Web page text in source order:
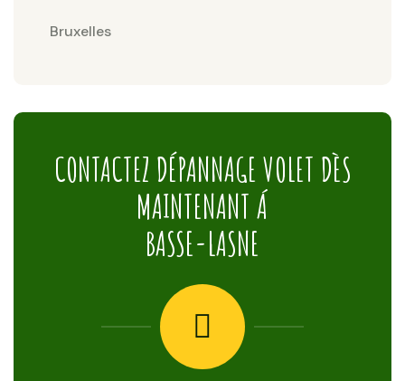
Bruxelles
CONTACTEZ DÉPANNAGE VOLET DÈS
MAINTENANT Á
BASSE-LASNE